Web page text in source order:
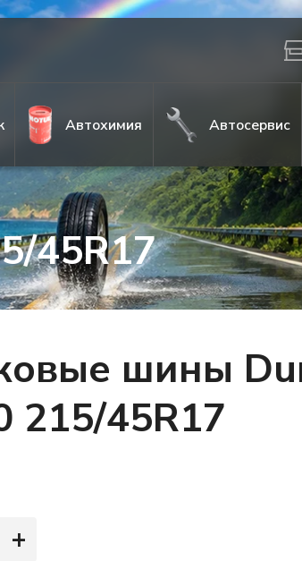
Автохимия Автосервис
45R17
шины
215/45R17
+